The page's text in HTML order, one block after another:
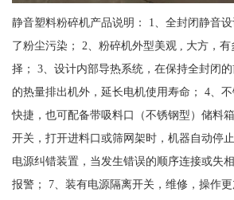
静音塑料粉碎机产品说明： 1、全封闭静音
了粉尘污染； 2、粉碎机外型美观 , 大方，
择； 3、设计内部导热系统，在保持全封闭
的热量排出机外，延长电机使用寿命； 4、不
快捷，也可配备带吸料口（不锈钢型）储料
开关，打开进料口或筛网架时，机器自动停
电源纠错装置，当发生错误的顺序连接或失
报警； 7、装有电源隔离开关，维修，操作